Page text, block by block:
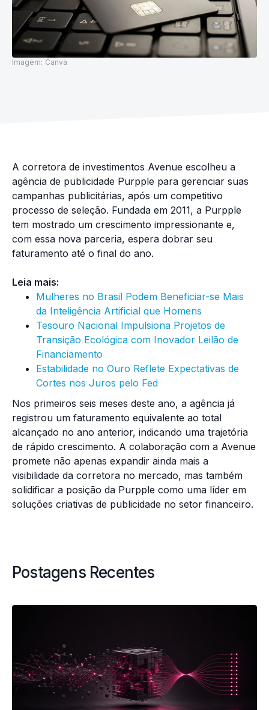
Imagem: Canva
A corretora de investimentos Avenue escolheu a
agência de publicidade Purpple para gerenciar suas
campanhas publicitárias, após um competitivo
processo de seleção. Fundada em 2011, a Purpple
tem mostrado um crescimento impressionante e,
com essa nova parceria, espera dobrar seu
faturamento até o final do ano.
Leia mais:
Mulheres no Brasil Podem Beneficiar-se Mais
da Inteligência Artificial que Homens
Tesouro Nacional Impulsiona Projetos de
Transição Ecológica com Inovador Leilão de
Financiamento
Estabilidade no Ouro Reflete Expectativas de
Cortes nos Juros pelo Fed
Nos primeiros seis meses deste ano, a agência já
registrou um faturamento equivalente ao total
alcançado no ano anterior, indicando uma trajetória
de rápido crescimento. A colaboração com a Avenue
promete não apenas expandir ainda mais a
visibilidade da corretora no mercado, mas também
solidificar a posição da Purpple como uma líder em
soluções criativas de publicidade no setor financeiro.
Postagens Recentes